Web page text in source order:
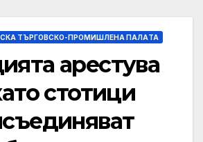
ТЪРГОВСКО-ПРОМИШЛЕНА ПАЛAТА
арестува
стотици